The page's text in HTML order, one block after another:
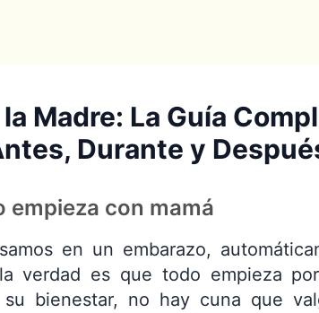
Madre: La Guía
Durante y
empieza con mamá
en un embarazo,
verdad es que todo empieza
su bienestar, no hay cuna que